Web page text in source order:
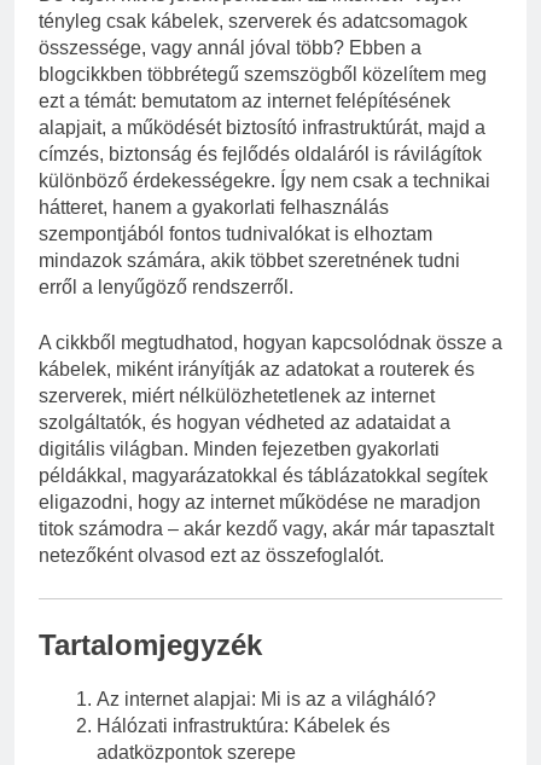
tényleg csak kábelek, szerverek és adatcsomagok
összessége, vagy annál jóval több? Ebben a
blogcikkben többrétegű szemszögből közelítem meg
ezt a témát: bemutatom az internet felépítésének
alapjait, a működését biztosító infrastruktúrát, majd a
címzés, biztonság és fejlődés oldaláról is rávilágítok
különböző érdekességekre. Így nem csak a technikai
hátteret, hanem a gyakorlati felhasználás
szempontjából fontos tudnivalókat is elhoztam
mindazok számára, akik többet szeretnének tudni
erről a lenyűgöző rendszerről.
A cikkből megtudhatod, hogyan kapcsolódnak össze a
kábelek, miként irányítják az adatokat a routerek és
szerverek, miért nélkülözhetetlenek az internet
szolgáltatók, és hogyan védheted az adataidat a
digitális világban. Minden fejezetben gyakorlati
példákkal, magyarázatokkal és táblázatokkal segítek
eligazodni, hogy az internet működése ne maradjon
titok számodra – akár kezdő vagy, akár már tapasztalt
netezőként olvasod ezt az összefoglalót.
Tartalomjegyzék
Az internet alapjai: Mi is az a világháló?
Hálózati infrastruktúra: Kábelek és
adatközpontok szerepe